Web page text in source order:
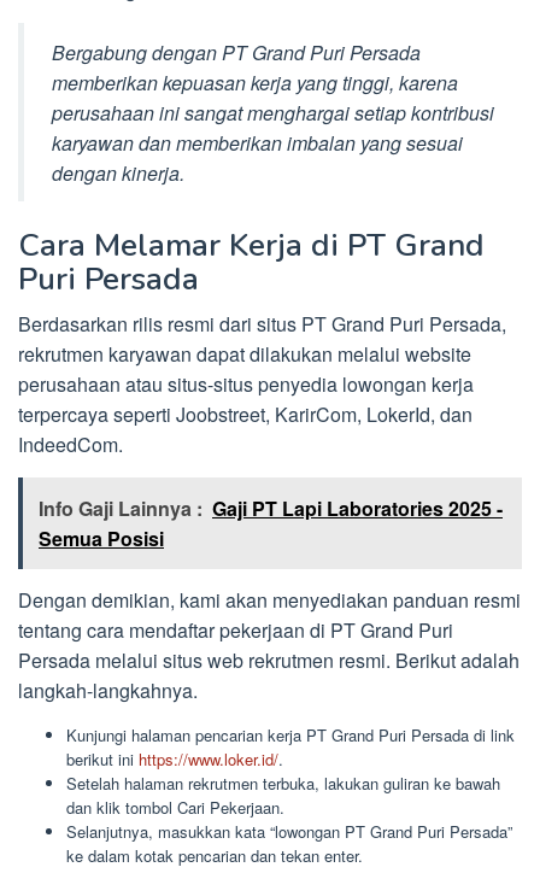
Bergabung dengan PT Grand Puri Persada
memberikan kepuasan kerja yang tinggi, karena
perusahaan ini sangat menghargai setiap kontribusi
karyawan dan memberikan imbalan yang sesuai
dengan kinerja.
Cara Melamar Kerja di PT Grand
Puri Persada
Berdasarkan rilis resmi dari situs PT Grand Puri Persada,
rekrutmen karyawan dapat dilakukan melalui website
perusahaan atau situs-situs penyedia lowongan kerja
terpercaya seperti Joobstreet, KarirCom, LokerId, dan
IndeedCom.
Info Gaji Lainnya : Gaji PT Lapi Laboratories 2025 -
Semua Posisi
Dengan demikian, kami akan menyediakan panduan resmi
tentang cara mendaftar pekerjaan di PT Grand Puri
Persada melalui situs web rekrutmen resmi. Berikut adalah
langkah-langkahnya.
Kunjungi halaman pencarian kerja PT Grand Puri Persada di link
berikut ini https://www.loker.id/.
Setelah halaman rekrutmen terbuka, lakukan guliran ke bawah
dan klik tombol Cari Pekerjaan.
Selanjutnya, masukkan kata “lowongan PT Grand Puri Persada”
ke dalam kotak pencarian dan tekan enter.